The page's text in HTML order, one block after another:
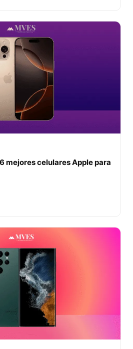
mejores celulares Apple para